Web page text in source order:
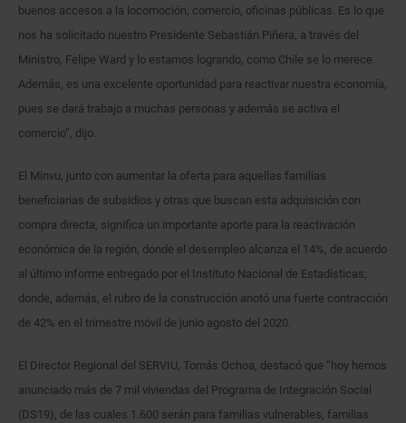
buenos accesos a la locomoción, comercio, oficinas públicas. Es lo que
nos ha solicitado nuestro Presidente Sebastián Piñera, a través del
Ministro, Felipe Ward y lo estamos logrando, como Chile se lo merece.
Además, es una excelente oportunidad para reactivar nuestra economía,
pues se dará trabajo a muchas personas y además se activa el
comercio”, dijo.
El Minvu, junto con aumentar la oferta para aquellas familias
beneficiarias de subsidios y otras que buscan esta adquisición con
compra directa, significa un importante aporte para la reactivación
económica de la región, donde el desempleo alcanza el 14%, de acuerdo
al último informe entregado por el Instituto Nacional de Estadísticas;
donde, además, el rubro de la construcción anotó una fuerte contracción
de 42% en el trimestre móvil de junio agosto del 2020.
El Director Regional del SERVIU, Tomás Ochoa, destacó que “hoy hemos
anunciado más de 7 mil viviendas del Programa de Integración Social
(DS19), de las cuales 1.600 serán para familias vulnerables, familias